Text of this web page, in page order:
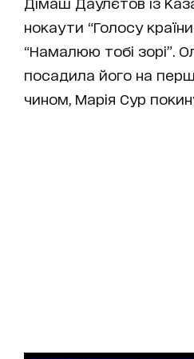
нокаути “Голосу
“Намалюю тобі зорі”.
посадила його на
чином, Марія Сур